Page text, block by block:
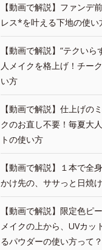
【動画で解説】ファンデ
レス*を叶える下地の使い
【動画で解説】“テクい
人メイクを格上げ！チー
い方
【動画で解説】仕上げの
クのお直し不要！毎夏大
トの使い方
【動画で解説】１本で全
かけ先の、ササっと日焼
【動画で解説】限定色ピ
メイクの上から、UVカッ
るパウダーの使い方って？